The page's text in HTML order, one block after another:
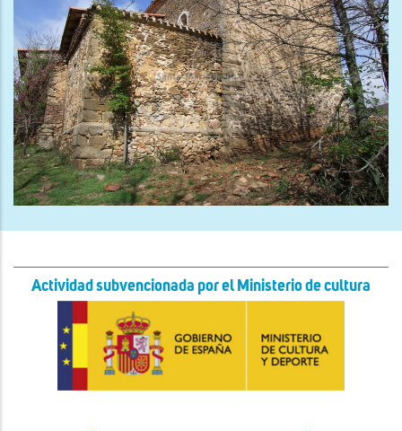
Actividad subvencionada por el Ministerio de cultura